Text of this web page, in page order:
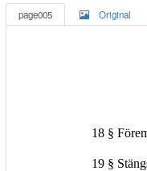
page005 Original
18 §
19 §